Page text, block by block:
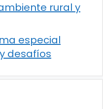
rural y
especial
desafíos